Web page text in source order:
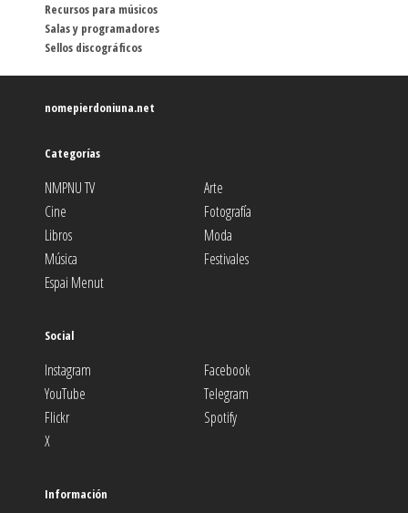
Recursos para músicos
Salas y programadores
Sellos discográficos
nomepierdoniuna.net
Categorías
NMPNU TV
Arte
Cine
Fotografía
Libros
Moda
Música
Festivales
Espai Menut
Social
Instagram
Facebook
YouTube
Telegram
Flickr
Spotify
X
Información